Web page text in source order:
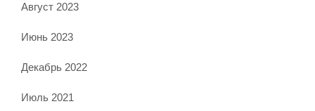
Август 2023
Июнь 2023
Декабрь 2022
Июль 2021